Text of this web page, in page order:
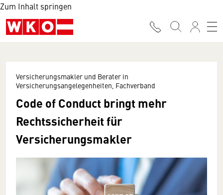
Zum Inhalt springen
Versicherungsmakler und Berater in
Versicherungsangelegenheiten, Fachverband
Code of Conduct bringt mehr
Rechtssicherheit für
Versicherungsmakler